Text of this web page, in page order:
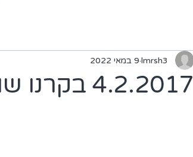
4.2.2017 בקרנו שוב בחורשת הנופלים
lmrsh3 9 במאי 2022